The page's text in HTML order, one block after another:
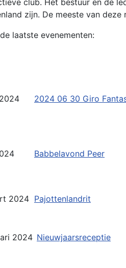
zijn. De meeste van
laatste evenementen:
2024 06 30 Giro
Babbelavond Peer
2024 Pajottenlandrit
2024 Nieuwjaarsreceptie